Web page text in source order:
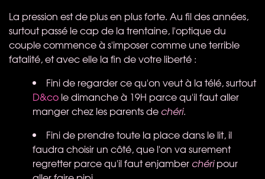
La pression est de plus en plus forte. Au fil des années,
surtout passé le cap de la trentaine, l'optique du
couple commence à s'imposer comme une terrible
fatalité, et avec elle la fin de votre liberté :
Fini de regarder ce qu'on veut à la télé, surtout
D&co le dimanche à 19H parce qu'il faut aller
manger chez les parents de chéri.
Fini de prendre toute la place dans le lit, il
faudra choisir un côté, que l'on va surement
regretter parce qu'il faut enjamber chéripour